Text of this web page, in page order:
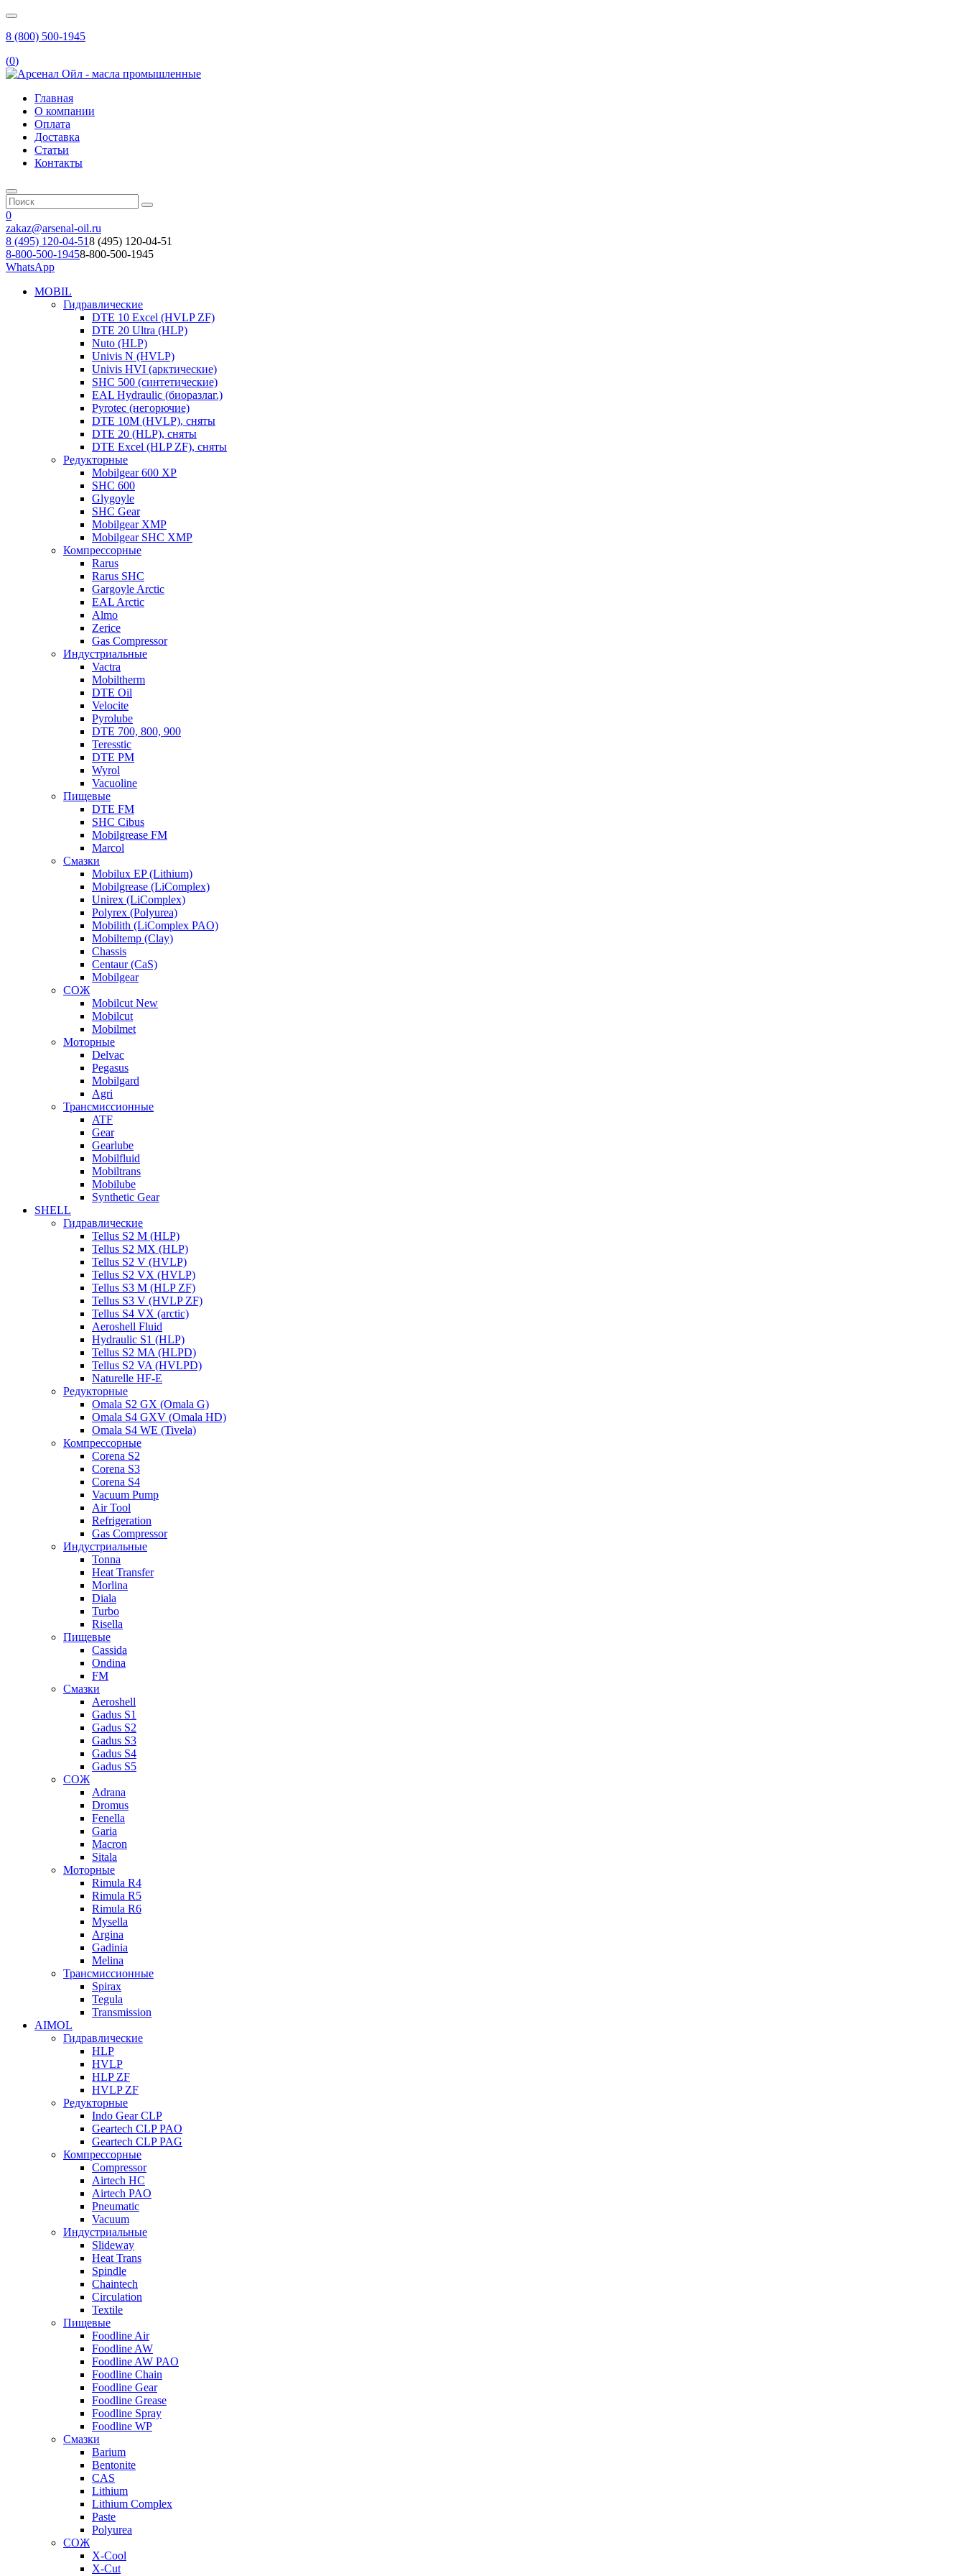
8 (800) 500-1945
(0)
Главная
О компании
Оплата
Доставка
Статьи
Контакты
0
zakaz@arsenal-oil.ru
8 (495) 120-04-518 (495) 120-04-51
8-800-500-19458-800-500-1945
WhatsApp
MOBIL
Гидравлические
DTE 10 Excel (HVLP ZF)
DTE 20 Ultra (HLP)
Nuto (HLP)
Univis N (HVLP)
Univis HVI (арктические)
SHC 500 (синтетические)
EAL Hydraulic (биоразлаг.)
Pyrotec (негорючие)
DTE 10M (HVLP), сняты
DTE 20 (HLP), сняты
DTE Excel (HLP ZF), сняты
Редукторные
Mobilgear 600 XP
SHC 600
Glygoyle
SHC Gear
Mobilgear XMP
Mobilgear SHC XMP
Компрессорные
Rarus
Rarus SHC
Gargoyle Arctic
EAL Arctic
Almo
Zerice
Gas Compressor
Индустриальные
Vactra
Mobiltherm
DTE Oil
Velocite
Pyrolube
DTE 700, 800, 900
Teresstic
DTE PM
Wyrol
Vacuoline
Пищевые
DTE FM
SHC Cibus
Mobilgrease FM
Marcol
Смазки
Mobilux EP (Lithium)
Mobilgrease (LiComplex)
Unirex (LiComplex)
Polyrex (Polyurea)
Mobilith (LiComplex PAO)
Mobiltemp (Clay)
Chassis
Centaur (CaS)
Mobilgear
СОЖ
Mobilcut New
Mobilcut
Mobilmet
Моторные
Delvac
Pegasus
Mobilgard
Agri
Трансмиссионные
ATF
Gear
Gearlube
Mobilfluid
Mobiltrans
Mobilube
Synthetic Gear
SHELL
Гидравлические
Tellus S2 M (HLP)
Tellus S2 MХ (HLP)
Tellus S2 V (HVLP)
Tellus S2 VX (HVLP)
Tellus S3 M (HLP ZF)
Tellus S3 V (HVLP ZF)
Tellus S4 VX (arctic)
Aeroshell Fluid
Hydraulic S1 (HLP)
Tellus S2 MA (HLPD)
Tellus S2 VA (HVLPD)
Naturelle HF-E
Редукторные
Omala S2 GX (Omala G)
Omala S4 GXV (Omala HD)
Omala S4 WE (Tivela)
Компрессорные
Corena S2
Corena S3
Corena S4
Vacuum Pump
Air Tool
Refrigeration
Gas Compressor
Индустриальные
Tonna
Heat Transfer
Morlina
Diala
Turbo
Risella
Пищевые
Cassida
Ondina
FM
Смазки
Aeroshell
Gadus S1
Gadus S2
Gadus S3
Gadus S4
Gadus S5
СОЖ
Adrana
Dromus
Fenella
Garia
Macron
Sitala
Моторные
Rimula R4
Rimula R5
Rimula R6
Mysella
Argina
Gadinia
Melina
Трансмиссионные
Spirax
Tegula
Transmission
AIMOL
Гидравлические
HLP
HVLP
HLP ZF
HVLP ZF
Редукторные
Indo Gear CLP
Geartech CLP PAO
Geartech CLP PAG
Компрессорные
Compressor
Airtech HC
Airtech PAO
Pneumatic
Vacuum
Индустриальные
Slideway
Heat Trans
Spindle
Chaintech
Circulation
Textile
Пищевые
Foodline Air
Foodline AW
Foodline AW PAO
Foodline Chain
Foodline Gear
Foodline Grease
Foodline Spray
Foodline WP
Смазки
Barium
Bentonite
CAS
Lithium
Lithium Complex
Paste
Polyurea
СОЖ
X-Cool
X-Cut